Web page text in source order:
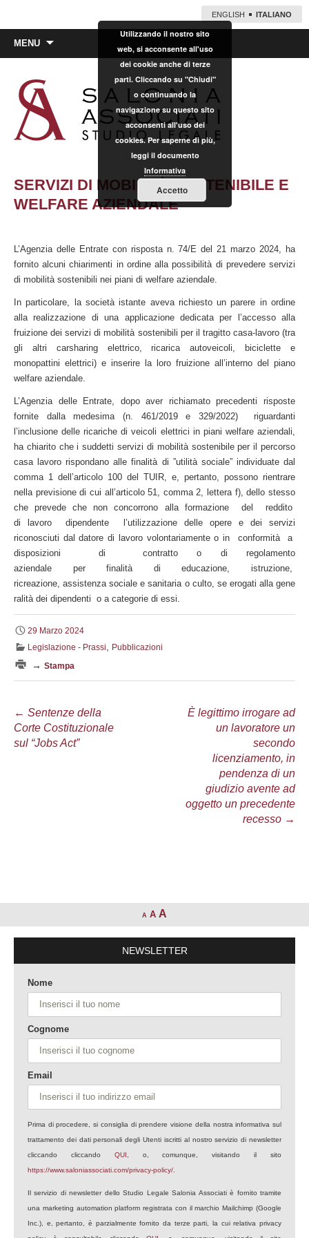
ENGLISH ITALIANO
MENU
SERVIZI DI MOBILITÀ SOSTENIBILE E
WELFARE AZIENDALE
L’Agenzia delle Entrate con risposta n. 74/E del 21 marzo 2024, ha
fornito alcuni chiarimenti in ordine alla possibilità di prevedere servizi
di mobilità sostenibili nei piani di welfare aziendale.
In particolare, la società istante aveva richiesto un parere in ordine
alla realizzazione di una applicazione dedicata per l’accesso alla
fruizione dei servizi di mobilità sostenibili per il tragitto casa-lavoro (tra
gli altri carsharing elettrico, ricarica autoveicoli, biciclette e
monopattini elettrici) e inserire la loro fruizione all’interno del piano
welfare aziendale.
L’Agenzia delle Entrate, dopo aver richiamato precedenti risposte
fornite dalla medesima (n. 461/2019 e 329/2022) riguardanti
l’inclusione delle ricariche di veicoli elettrici in piani welfare aziendali,
ha chiarito che i suddetti servizi di mobilità sostenibile per il percorso
casa lavoro rispondano alle finalità di ”utilità sociale” individuate dal
comma 1 dell’articolo 100 del TUIR, e, pertanto, possono rientrare
nella previsione di cui all’articolo 51, comma 2, lettera f), dello stesso
che prevede che non concorrono alla formazione del reddito
di lavoro dipendente l’utilizzazione delle opere e dei servizi
riconosciuti dal datore di lavoro volontariamente o in conformità a
disposizioni di contratto o di regolamento
aziendale per finalità di educazione, istruzione,
ricreazione, assistenza sociale e sanitaria o culto, se erogati alla gene
ralità dei dipendenti o a categorie di essi.
29 Marzo 2024
Legislazione - Prassi
Pubblicazioni
→ Stampa
Navigazione
articolo
← Sentenze della
Corte Costituzionale
sul “Jobs Act”
È legittimo irrogare ad
un lavoratore un
secondo
licenziamento, in
pendenza di un
giudizio avente ad
oggetto un precedente
recesso →
A A A
NEWSLETTER
Nome
Cognome
Email
Prima di procedere, si consiglia di prendere visione della nostra informativa sul
trattamento dei dati personali degli Utenti iscritti al nostro servizio di newsletter
cliccando cliccando QUI , o, comunque, visitando il sito
https://www.saloniassociati.com/privacy-policy/
Il servizio di newsletter dello Studio Legale Salonia Associati è fornito tramite
una marketing automation platform registrata con il marchio Mailchimp (Google
Inc.), e, pertanto, è parzialmente fornito da terze parti, la cui relativa privacy
Utilizzando il nostro sito
web, si acconsente all'uso
dei cookie anche di terze
parti. Cliccando su "Chiudi"
o continuando la
navigazione su questo sito
acconsenti all'uso dei
cookies. Per saperne di più,
leggi il documento
Informativa
Accetto